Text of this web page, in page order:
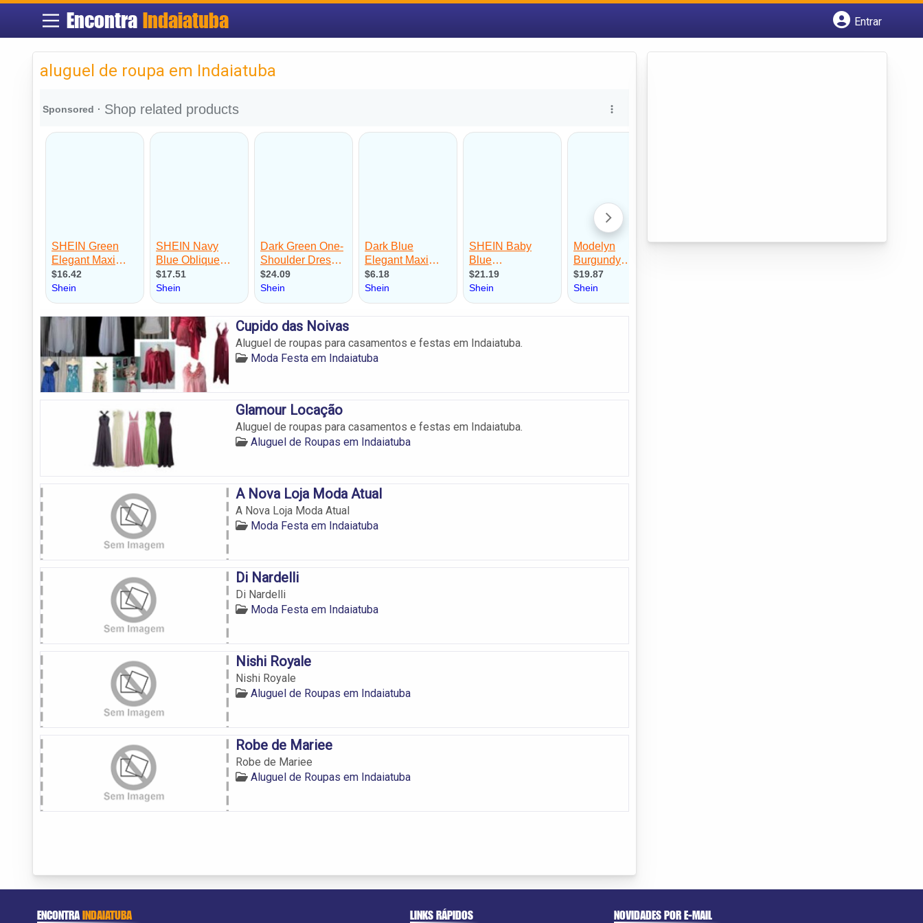
EncontraIndaiatuba
Entrar
aluguel de roupa em Indaiatuba
Cupido das Noivas
Aluguel de roupas para casamentos e festas em Indaiatuba.
Moda Festa em Indaiatuba
Glamour Locação
Aluguel de roupas para casamentos e festas em Indaiatuba.
Aluguel de Roupas em Indaiatuba
A Nova Loja Moda Atual
A Nova Loja Moda Atual
Moda Festa em Indaiatuba
Di Nardelli
Di Nardelli
Moda Festa em Indaiatuba
Nishi Royale
Nishi Royale
Aluguel de Roupas em Indaiatuba
Robe de Mariee
Robe de Mariee
Aluguel de Roupas em Indaiatuba
ENCONTRAINDAIATUBA LINKS RÁPIDOS NOVIDADES POR E-MAIL